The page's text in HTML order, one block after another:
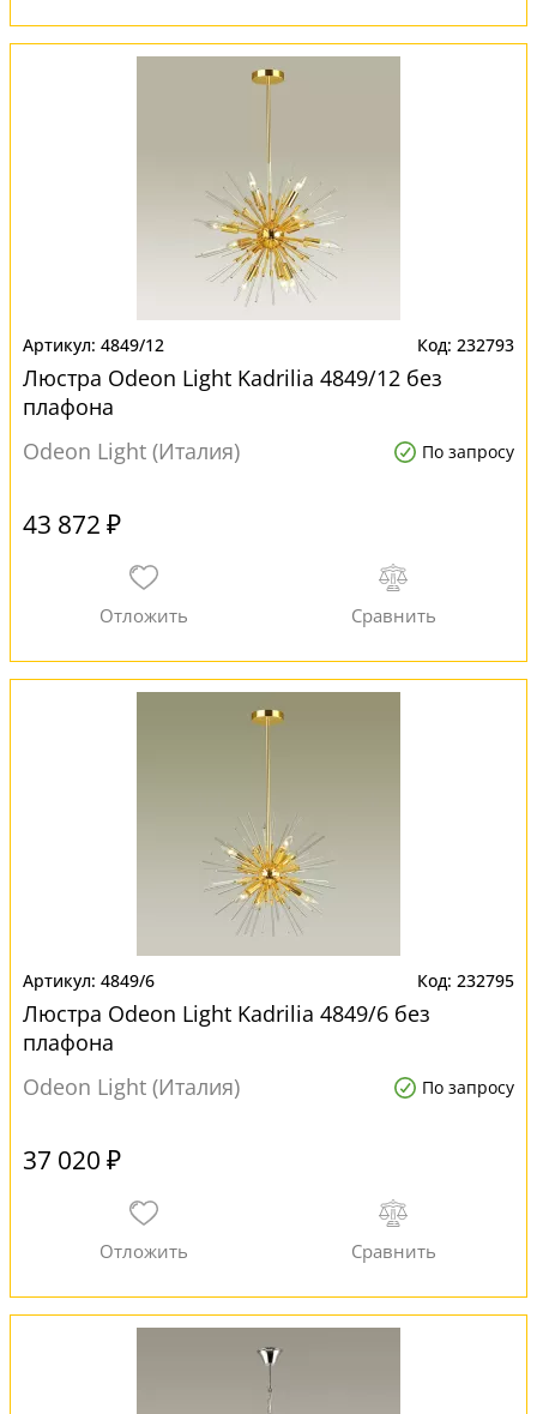
4849/12 232793
Люстра Odeon Light Kadrilia 4849/12 без
плафона
Odeon Light (Италия)
По запросу
43 872 ₽
4849/6 232795
Люстра Odeon Light Kadrilia 4849/6 без
плафона
Odeon Light (Италия)
По запросу
37 020 ₽